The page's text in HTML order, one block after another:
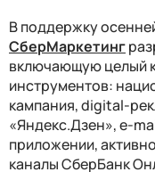
В поддержку
СберМаркетинг
включающую целый
инструментов:
кампания, digital-
«Яндекс.Дзен», e-
приложении,
каналы СберБанк